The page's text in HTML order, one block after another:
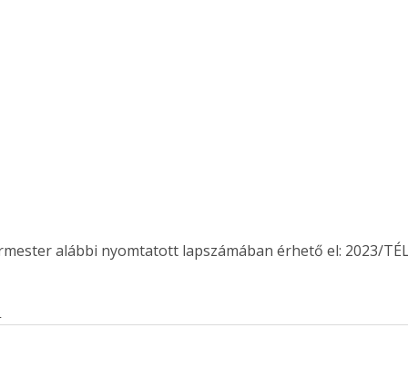
alábbi nyomtatott lapszámában érhető el: 2023/